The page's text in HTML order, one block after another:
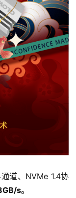
道、NVMe 1.4协
s。